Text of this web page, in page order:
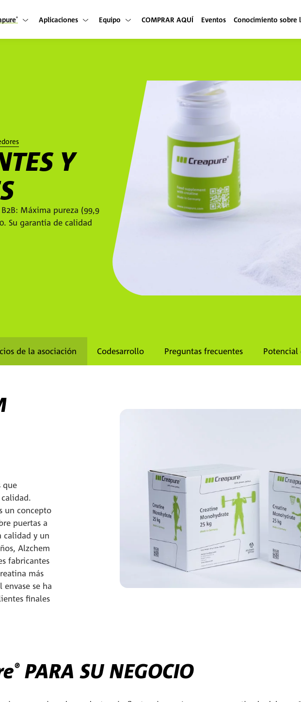
® Aplicaciones Equipo COMPRAR AQUÍ Eventos Conocimiento sobre
Y
Máxima pureza (99,9
Su garantía de calidad
de la asociación Codesarrollo Preguntas frecuentes Potencial
que
un concepto
puertas a
calidad y un
Alzchem
fabricantes
más
envase se ha
finales
®PARA SU NEGOCIO